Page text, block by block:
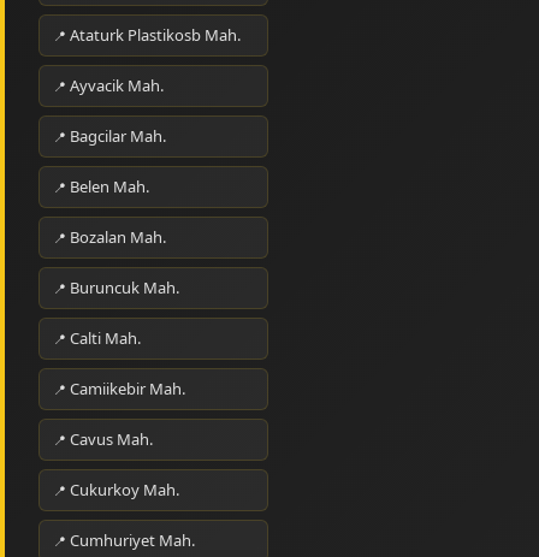
Ataturk Plastikosb Mah.
Ayvacik Mah.
Bagcilar Mah.
Belen Mah.
Bozalan Mah.
Buruncuk Mah.
Calti Mah.
Camiikebir Mah.
Cavus Mah.
Cukurkoy Mah.
Cumhuriyet Mah.